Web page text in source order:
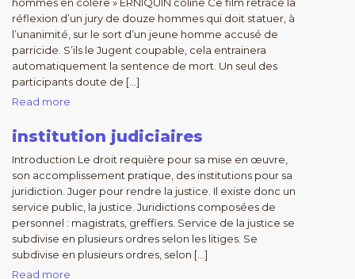
réflexion d’un jury de douze hommes qui doit statuer, à
l’unanimité, sur le sort d’un jeune homme accusé de
parricide. S’ils le Jugent coupable, cela entrainera
automatiquement la sentence de mort. Un seul des
participants doute de […]
Read more
institution judiciaires
Introduction Le droit requière pour sa mise en œuvre,
son accomplissement pratique, des institutions pour sa
juridiction. Juger pour rendre la justice. Il existe donc un
service public, la justice. Juridictions composées de
personnel : magistrats, greffiers. Service de la justice se
subdivise en plusieurs ordres selon les litiges. Se
subdivise en plusieurs ordres, selon […]
Read more